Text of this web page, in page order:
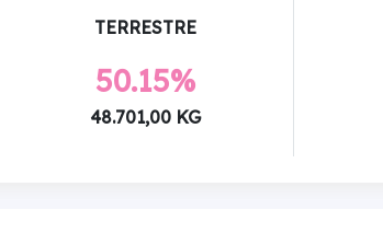
TERRESTRE
50.15%
48.701,00 KG